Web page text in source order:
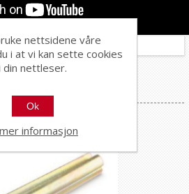
nettsidene våre
i at vi kan sette cookies
din nettleser.
Ok
informasjon